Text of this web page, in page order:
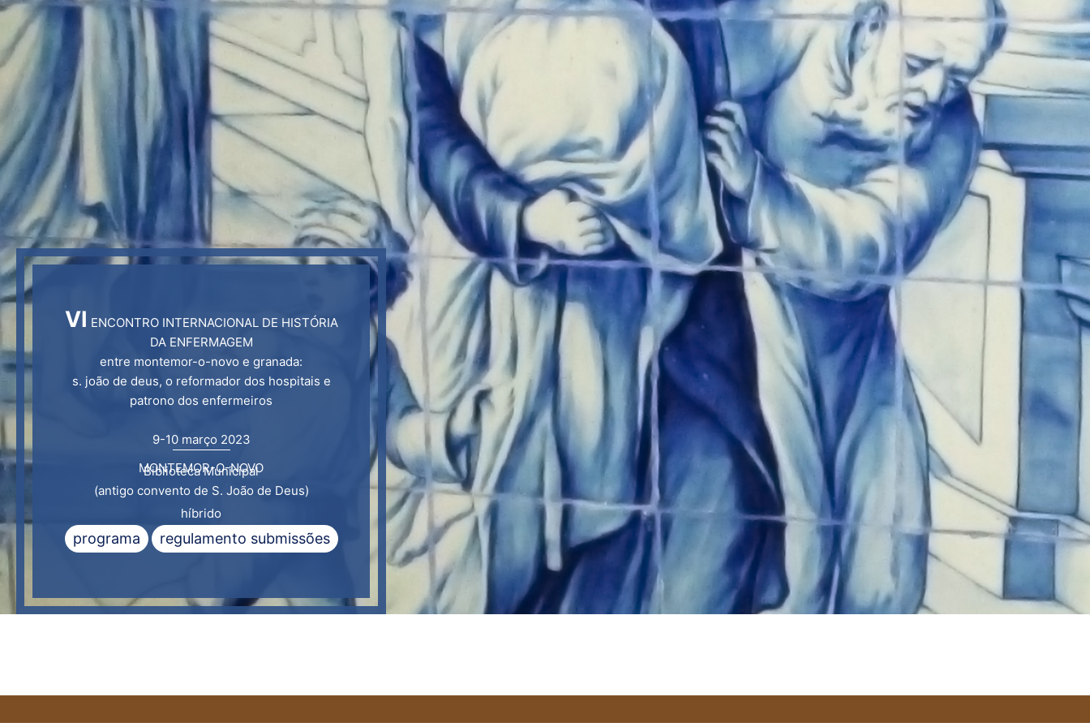
VI ENCONTRO INTERNACIONAL DE HISTÓRIA
DA ENFERMAGEM
entre montemor-o-novo e granada:
s. joão de deus, o reformador dos hospitais e
patrono dos enfermeiros
9-10 março 2023
MONTEMOR-O-NOVO
Biblioteca Municipal
(antigo convento de S. João de Deus)
híbrido
programa regulamento submissões